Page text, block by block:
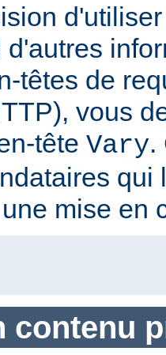
d'autres
têtes de
vous
tête Vary.
qui
mise en
contenu